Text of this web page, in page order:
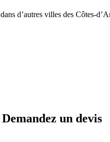
d’autres villes des
un devis